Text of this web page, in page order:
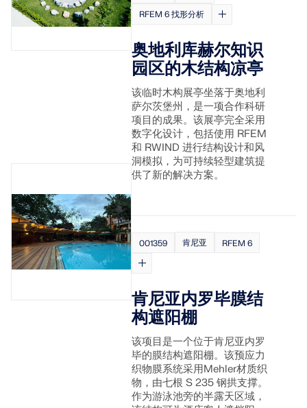
Dlubal 应用程序编程接口
您通往参数化建模和自动化的大门
了解 API
开始使用
应用
模型对象
订阅与价格
钢节点有限元分析
使用CBFEM设计和分析钢连接，符合EN 1993‑1‑8和
AISC 360标准，完全集成在RFEM 6中，以加快和提高
RFEM 6 找形分析
奥地利库赫尔知识
园区的木结构凉亭
该临时木构展亭坐落于奥地利
萨尔茨堡州，是一项合作科研
项目的成果。该展亭完全采用
数字化设计，包括使用 RFEM
和 RWIND 进行结构设计和风
洞模拟，为可持续轻型建筑提
供了新的解决方案。
001359 肯尼亚 RFEM 6
肯尼亚内罗毕膜结
构遮阳棚
该项目是一个位于肯尼亚内罗
毕的膜结构遮阳棚。该预应力
织物膜系统采用Mehler材质织
物，由七根 S 235 钢拱支撑。
作为游泳池旁的半露天区域，